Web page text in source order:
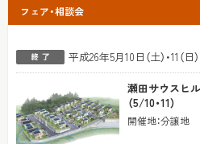
フェア・相談会
平成26年5月10日（土）・11（日）
瀬田サウスヒ
（5/10・11）
開催地：分譲地